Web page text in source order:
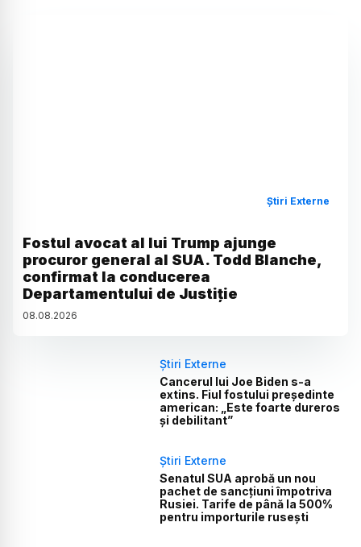
Știri Externe
Fostul avocat al lui Trump ajunge
procuror general al SUA. Todd Blanche,
confirmat la conducerea
Departamentului de Justiție
08.08.2026
Știri Externe
Cancerul lui Joe Biden s-a
extins. Fiul fostului președinte
american: „Este foarte dureros
și debilitant”
Știri Externe
Senatul SUA aprobă un nou
pachet de sancțiuni împotriva
Rusiei. Tarife de până la 500%
pentru importurile rusești